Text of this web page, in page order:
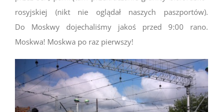
rosyjskiej (nikt nie oglądał naszych paszportów).
Do Moskwy dojechaliśmy jakoś przed 9:00 rano.
Moskwa! Moskwa po raz pierwszy!